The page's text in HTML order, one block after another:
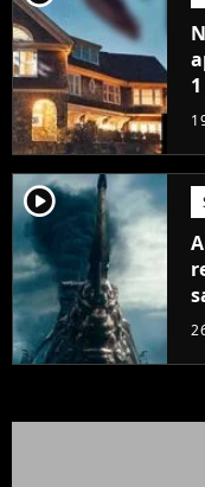
player2